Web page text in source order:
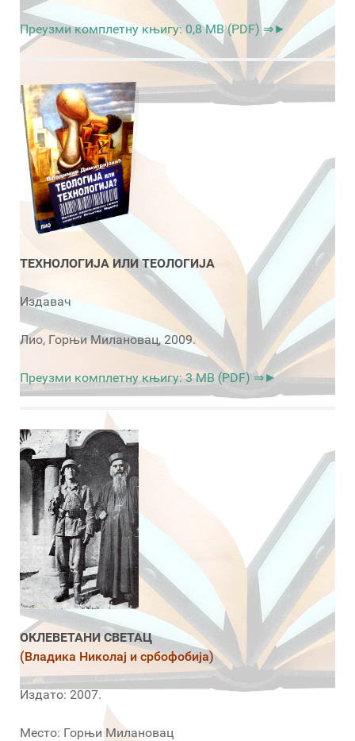
Преузми комплетну књигу: 0,8 MB (PDF) ⇒►
ТЕХНОЛОГИЈА ИЛИ ТЕОЛОГИЈА
Издавач
Лио, Горњи Милановац, 2009.
Преузми комплетну књигу: 3 MB (PDF) ⇒►
ОКЛЕВЕТАНИ СВЕТАЦ
(Владика Николај и србофобија)
Издато: 2007.
Место: Горњи Милановац